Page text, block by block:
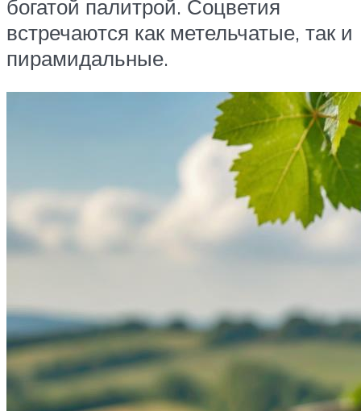
богатой палитрой. Соцветия
встречаются как метельчатые, так и
пирамидальные.